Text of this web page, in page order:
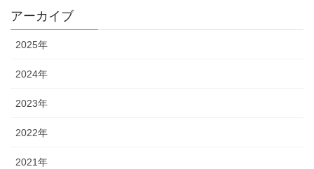
アーカイブ
2025年
2024年
2023年
2022年
2021年